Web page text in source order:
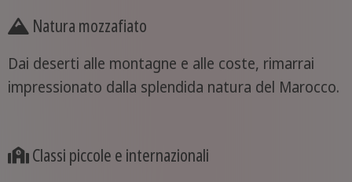
Natura mozzafiato
Dai deserti alle montagne e alle coste, rimarrai
impressionato dalla splendida natura del Marocco.
Classi piccole e internazionali